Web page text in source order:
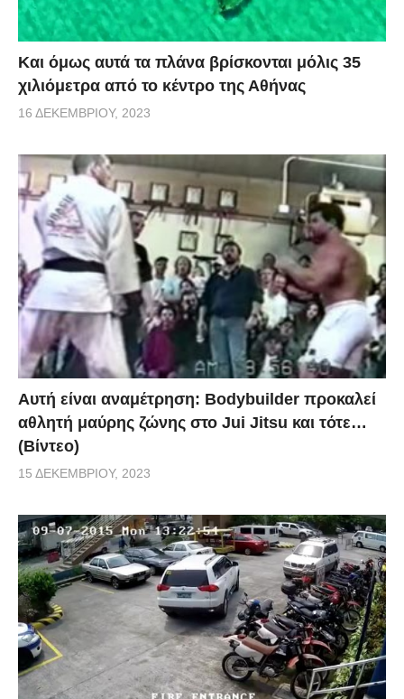
Και όμως αυτά τα πλάνα βρίσκονται μόλις 35
χιλιόμετρα από το κέντρο της Αθήνας
16 ΔΕΚΕΜΒΡΊΟΥ, 2023
Αυτή είναι αναμέτρηση: Bodybuilder προκαλεί
αθλητή μαύρης ζώνης στο Jui Jitsu και τότε…
(Βίντεο)
15 ΔΕΚΕΜΒΡΊΟΥ, 2023